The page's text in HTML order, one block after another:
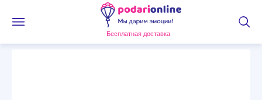
Бесплатная доставка